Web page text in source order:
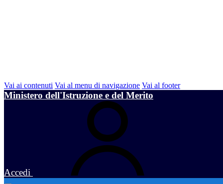
Vai ai contenuti Vai al menu di navigazione Vai al footer
Ministero dell'Istruzione e del Merito
Accedi